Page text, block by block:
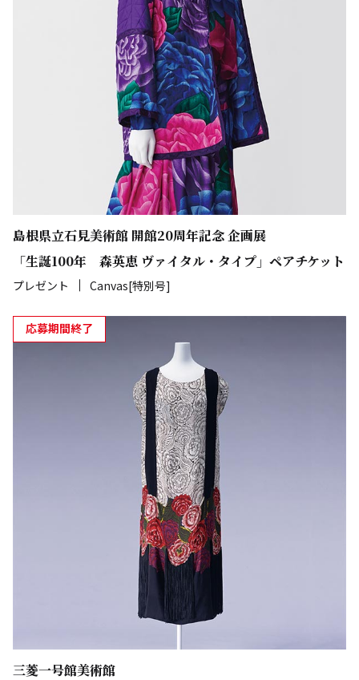
島根県立石見美術館 開館20周年記念 企画展
「生誕100年 森英恵 ヴァイタル・タイプ」ペアチケット
プレゼント Canvas[特別号]
応募期間終了
三菱一号館美術館